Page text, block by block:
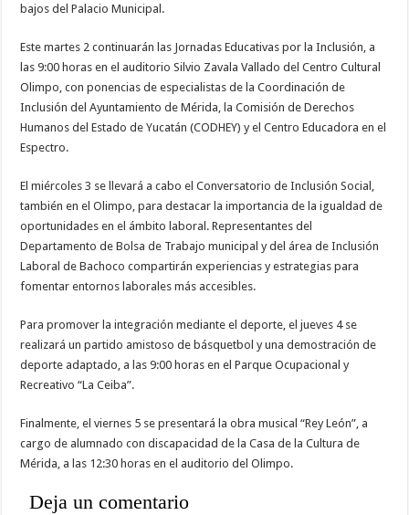
bajos del Palacio Municipal.
Este martes 2 continuarán las Jornadas Educativas por la Inclusión, a
las 9:00 horas en el auditorio Silvio Zavala Vallado del Centro Cultural
Olimpo, con ponencias de especialistas de la Coordinación de
Inclusión del Ayuntamiento de Mérida, la Comisión de Derechos
Humanos del Estado de Yucatán (CODHEY) y el Centro Educadora en el
Espectro.
El miércoles 3 se llevará a cabo el Conversatorio de Inclusión Social,
también en el Olimpo, para destacar la importancia de la igualdad de
oportunidades en el ámbito laboral. Representantes del
Departamento de Bolsa de Trabajo municipal y del área de Inclusión
Laboral de Bachoco compartirán experiencias y estrategias para
fomentar entornos laborales más accesibles.
Para promover la integración mediante el deporte, el jueves 4 se
realizará un partido amistoso de básquetbol y una demostración de
deporte adaptado, a las 9:00 horas en el Parque Ocupacional y
Recreativo “La Ceiba”.
Finalmente, el viernes 5 se presentará la obra musical “Rey León”, a
cargo de alumnado con discapacidad de la Casa de la Cultura de
Mérida, a las 12:30 horas en el auditorio del Olimpo.
Deja un comentario